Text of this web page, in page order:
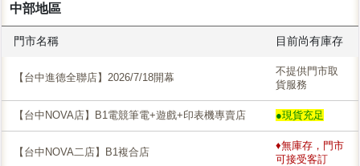
中部地區
門市名稱 目前尚有庫存
【台中進德全聯店】2026/7/18開幕
不提供門市取
貨服務
【台中NOVA店】B1電競筆電+遊戲+印表機專賣店 ●現貨充足
【台中NOVA二店】B1複合店
♦無庫存，門市
可接受客訂